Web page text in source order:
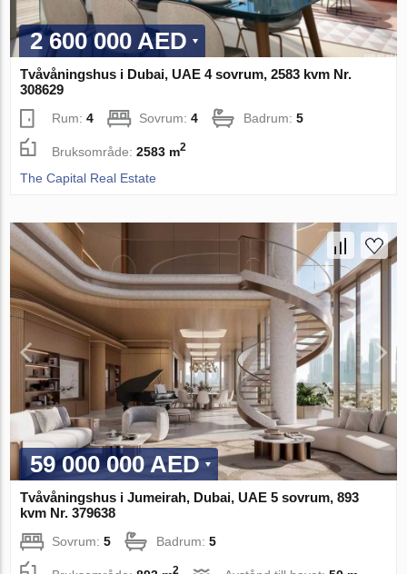
2 600 000 AED
Tvåvåningshus i Dubai, UAE 4 sovrum, 2583 kvm Nr.
308629
Rum:4 Sovrum:4 Badrum:5
Bruksområde:2583 m2
The Capital Real Estate
59 000 000 AED
Tvåvåningshus i Jumeirah, Dubai, UAE 5 sovrum, 893
kvm Nr. 379638
Sovrum:5 Badrum:5
2